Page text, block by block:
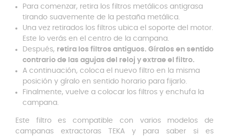
Para comenzar, retira los filtros metálicos antigrasa
tirando suavemente de la pestaña metálica.
Una vez retirados los filtros ubica el soporte del motor.
Este lo verás en el centro de la campana.
Después, retira los filtros antiguos. Gíralos en sentido
contrario de las agujas del reloj y extrae el filtro.
A continuación, coloca el nuevo filtro en la misma
posición y gíralo en sentido horario para fijarlo.
Finalmente, vuelve a colocar los filtros y enchufa la
campana.
Este filtro es compatible con varios modelos de
campanas extractoras TEKA y para saber si es